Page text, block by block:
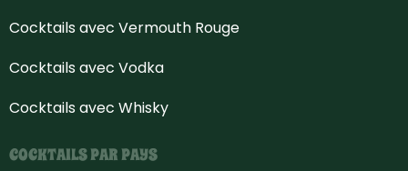
Cocktails avec Vermouth Rouge
Cocktails avec Vodka
Cocktails avec Whisky
COCKTAILS PAR PAYS